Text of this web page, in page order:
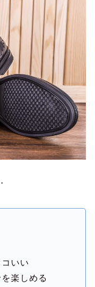
いい
楽しめる